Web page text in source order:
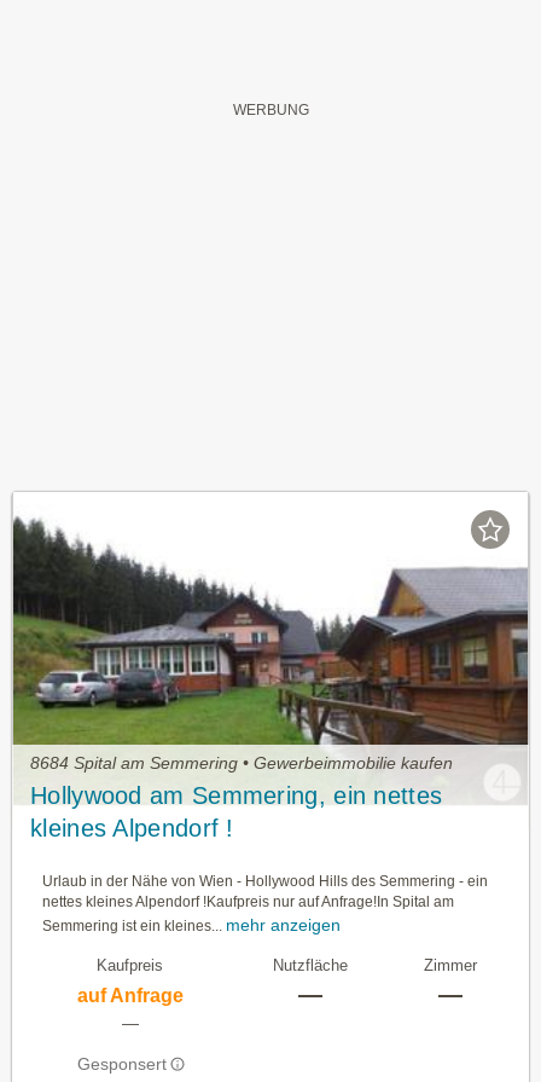
8684 Spital am Semmering • Gewerbeimmobilie kaufen
Hollywood am Semmering, ein nettes
kleines Alpendorf !
Urlaub in der Nähe von Wien - Hollywood Hills des Semmering - ein
nettes kleines Alpendorf !Kaufpreis nur auf Anfrage!In Spital am
Semmering ist ein kleines... mehr anzeigen
Kaufpreis
auf Anfrage
—
Gesponsert
Nutzfläche
—
Zimmer
—